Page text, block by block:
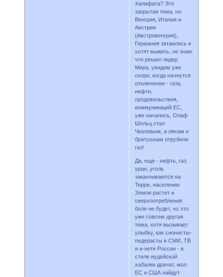
Халифата? Это
закрытая тема, но
Венгрия, Италия и
Австрия
(Австровенгрия),
Германия затаились и
хотят выжить, не знаю
что решил лидер
Мира, увидим уже
скоро, когда начнутся
отключения - газа,
нефти,
продовольствия,
коммуникаций ЕС,
уже начались, Олаф
Шольц стал
Чкаловым, а ляхам и
братушкам отрубили
газ!
Да, еще - нефть, газ,
уран, уголь
заканчиваются на
Терре, население
Земли растет и
сверхпотребления
боле не будет, но это
уже совсем другая
тема, хотя вызывает
улыбку, как сионисты-
педерасты в СМИ, ТВ
и и-нете России - в
стиле иудейской
хабалки драчат, мол
ЕС и США найдут